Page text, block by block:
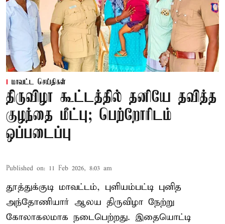
மாவட்ட செய்திகள்
திருவிழா கூட்டத்தில் தனியே தவித்த
குழந்தை மீட்பு; பெற்றோரிடம்
ஒப்படைப்பு
Published on: 11 Feb 2026, 8:03 am
தூத்துக்குடி மாவட்டம், புளியம்பட்டி புனித
அந்தோணியார் ஆலய திருவிழா நேற்று
கோலாகலமாக நடைபெற்றது. இதையொட்டி